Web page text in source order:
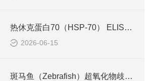
热休克蛋白70（HSP-70） ELISA检测试剂盒操作步骤
2026-06-15
斑马鱼（Zebrafish）超氧化物歧化酶（SOD） ELISA检测试剂盒检测原理